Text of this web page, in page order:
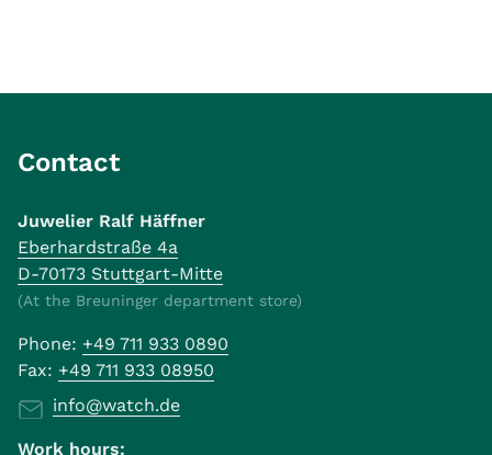
Contact
Juwelier Ralf Häffner
Eberhardstraße 4a
D-70173 Stuttgart-Mitte
(At the Breuninger department store)
Phone: +49 711 933 0890
Fax: +49 711 933 08950
info@watch.de
Work hours: